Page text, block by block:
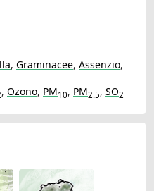
, Graminacee, Assenzio,
, Ozono, PM10, PM2.5, SO2